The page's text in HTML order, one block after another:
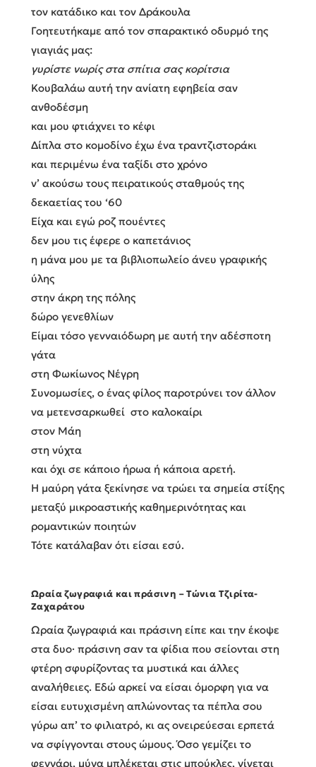
τον κατάδικο και τον Δράκουλα
Γοητευτήκαμε από τον σπαρακτικό οδυρμό της
γιαγιάς μας:
γυρίστε νωρίς στα σπίτια σας κορίτσια
Κουβαλάω αυτή την ανίατη εφηβεία σαν
ανθοδέσμη
και μου φτιάχνει το κέφι
Δίπλα στο κομοδίνο έχω ένα τραντζιστοράκι
και περιμένω ένα ταξίδι στο χρόνο
ν’ ακούσω τους πειρατικούς σταθμούς της
δεκαετίας του ‘60
Είχα και εγώ ροζ πουέντες
δεν μου τις έφερε ο καπετάνιος
η μάνα μου με τα βιβλιοπωλείο άνευ γραφικής
ύλης
στην άκρη της πόλης
δώρο γενεθλίων
Είμαι τόσο γενναιόδωρη με αυτή την αδέσποτη
γάτα
στη Φωκίωνος Νέγρη
Συνομωσίες, ο ένας φίλος παροτρύνει τον άλλον
να μετενσαρκωθεί στο καλοκαίρι
στον Μάη
στη νύχτα
και όχι σε κάποιο ήρωα ή κάποια αρετή.
Η μαύρη γάτα ξεκίνησε να τρώει τα σημεία στίξης
μεταξύ μικροαστικής καθημερινότητας και
ρομαντικών ποιητών
Τότε κατάλαβαν ότι είσαι εσύ.
Ωραία ζωγραφιά και πράσινη – Τώνια Τζιρίτα-
Ζαχαράτου
Ωραία ζωγραφιά και πράσινη είπε και την έκοψε
στα δυο· πράσινη σαν τα φίδια που σείονται στη
φτέρη σφυρίζοντας τα μυστικά και άλλες
αναλήθειες. Εδώ αρκεί να είσαι όμορφη για να
είσαι ευτυχισμένη απλώνοντας τα πέπλα σου
γύρω απ’ το φιλιατρό, κι ας ονειρεύεσαι ερπετά
να σφίγγονται στους ώμους. Όσο γεμίζει το
φεγγάρι, μύγα μπλέκεται στις μπούκλες, γίνεται